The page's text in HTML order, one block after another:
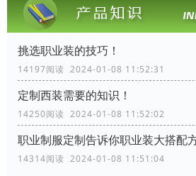
挑选职业装的技巧！
14197阅读 2024-01-08 11:52:31
定制西装需要的知识！
14250阅读 2024-01-08 11:52:02
职业制服定制告诉你职业装大搭配
14314阅读 2024-01-08 11:51:04